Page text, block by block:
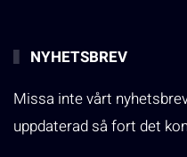
NYHETSBREV
Missa inte vårt
uppdaterad så fort det